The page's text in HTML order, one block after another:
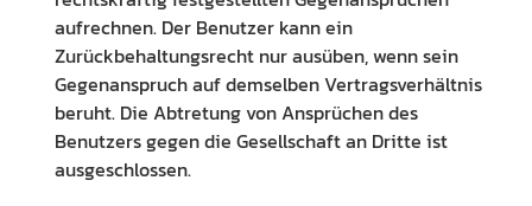
aufrechnen. Der Benutzer kann ein
Zurückbehaltungsrecht nur ausüben, wenn sein
Gegenanspruch auf demselben Vertragsverhältnis
beruht. Die Abtretung von Ansprüchen des
Benutzers gegen die Gesellschaft an Dritte ist
ausgeschlossen.